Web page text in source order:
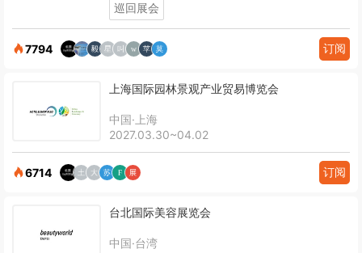
巡回展会
7794 订阅
上海国际园林景观产业贸易博览会
中国·上海
2027.03.30~04.02
6714 订阅
台北国际美容展览会
中国·台湾